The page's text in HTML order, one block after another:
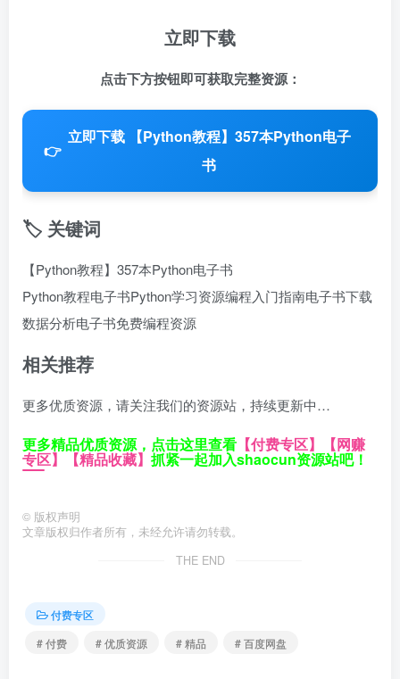
立即下载
点击下方按钮即可获取完整资源：
👉
立即下载 【Python教程】357本Python电子
书
🏷️ 关键词
【Python教程】357本Python电子书
Python教程电子书Python学习资源编程入门指南电子书下载
数据分析电子书免费编程资源
相关推荐
更多优质资源，请关注我们的资源站，持续更新中…
更多精品优质资源，点击这里查看 【付费专区】 【网赚
专区】 【精品收藏】 抓紧一起加入shaocun资源站吧！
© 版权声明
文章版权归作者所有，未经允许请勿转载。
THE END
付费专区
# 付费
# 优质资源 # 精品 # 百度网盘